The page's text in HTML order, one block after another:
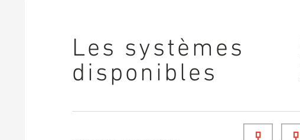
Les systèmes
disponibles